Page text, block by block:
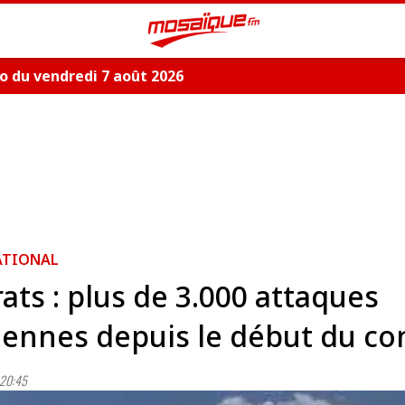
du vendredi 7 août 2026
: plus de 3.000 attaques
depuis le début du